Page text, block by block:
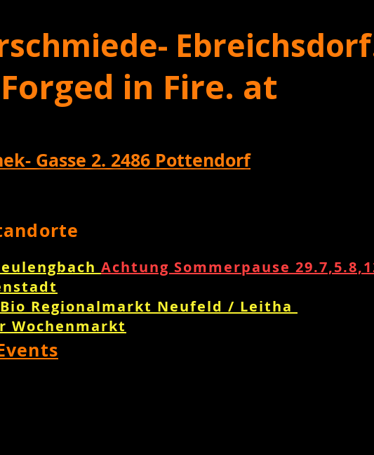
in Fire. at
Gasse 2. 2486 Pottendorf
Achtung Sommerpause
Regionalmarkt Neufeld / Leitha
Wochenmarkt